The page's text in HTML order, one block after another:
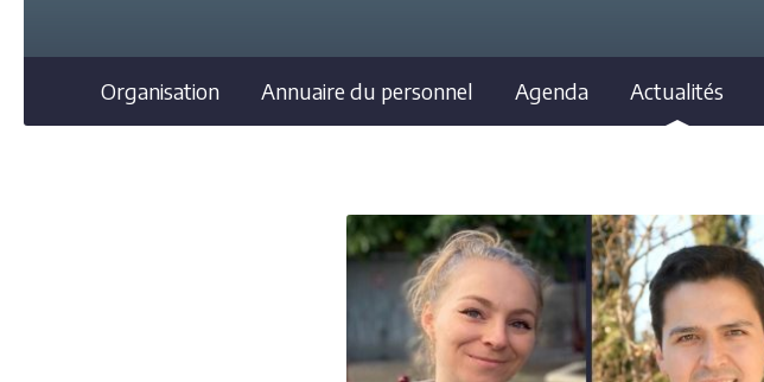
Organisation Annuaire du personnel Agenda Actualités